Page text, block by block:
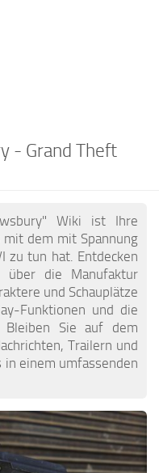
- Grand Theft
Wiki ist Ihre
dem mit Spannung
zu tun hat. Entdecken
über die Manufaktur
und Schauplätze
Funktionen und die
Bleiben Sie auf dem
Trailern und
einem umfassenden